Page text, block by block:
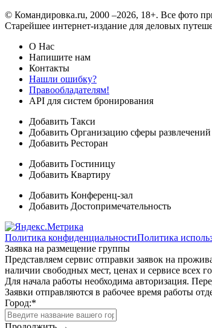
© Командировка.ru, 2000 –2026, 18+. Все фото
Старейшее интернет-издание для деловых
О Нас
Напишите нам
Контакты
Нашли ошибку?
Правообладателям!
API для систем бронирования
Добавить Такси
Добавить Организацию сферы развлечений
Добавить Ресторан
Добавить Гостиницу
Добавить Квартиру
Добавить Конференц-зал
Добавить Достопримечательность
Политика конфиденциальностиПолитика
Заявка на размещение группы
Представляем сервис отправки заявок на
наличии свободных мест, ценах и сервисе всех
Для начала работы необходима авторизация.
Заявки отправляются в рабочее время работы
Город:*